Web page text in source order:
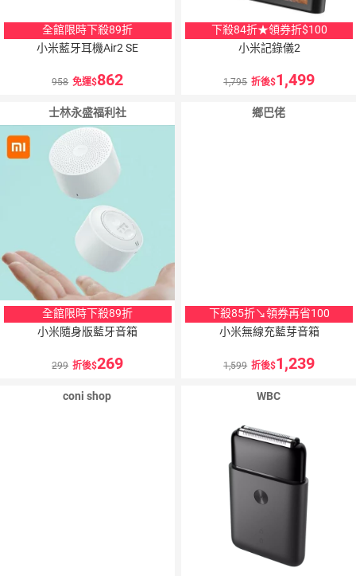
全館限時下殺89折
小米藍牙耳機Air2 SE
958 免運 862
下殺84折★領券折$100
小米記錄儀2
1,795 折後 1,499
士林永盛福利社
全館限時下殺89折
小米隨身版藍牙音箱
299 折後 269
鄉巴佬
下殺85折↘領券再省100
小米無線充藍芽音箱
1,599 折後 1,239
coni shop WBC